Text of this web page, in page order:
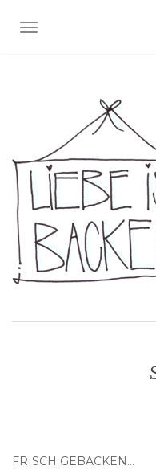
NAVIGATION
FRISCH GEBACKEN…